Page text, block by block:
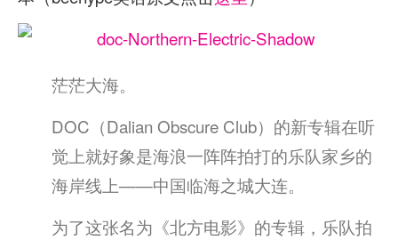
茫茫大海。
DOC（Dalian Obscure Club）的新专辑在听
觉上就好象是海浪一阵阵拍打的乐队家乡的
海岸线上——中国临海之城大连。
为了这张名为《北方电影》的专辑，乐队拍